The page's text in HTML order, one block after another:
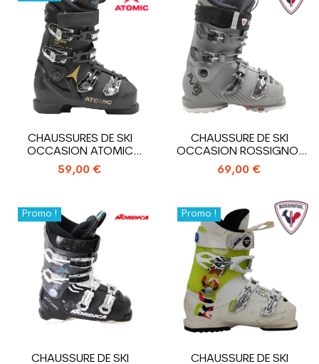
CHAUSSURES DE SKI
OCCASION ATOMIC
HAWX MAGNA R75
59,00 €
CHAUSSURE DE SKI
OCCASION ROSSIGNOL
PURE
69,00 €
CHAUSSURE DE SKI
Promo !
CHAUSSURE DE SKI
Promo !